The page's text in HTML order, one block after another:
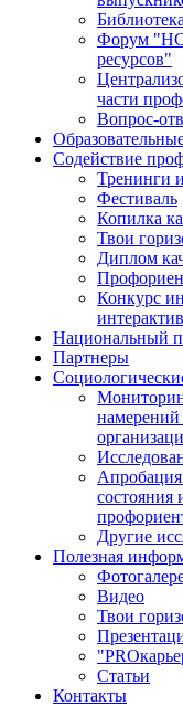
Библиотека
Форум
ресурсов"
части
Вопрос-
Содействие
Тренинги
Фестиваль
Копилка
Твои
Диплом
Конкурс
Национальный
Партнеры
состояния
Другие
Полезная
Видео
Твои
Статьи
Контакты